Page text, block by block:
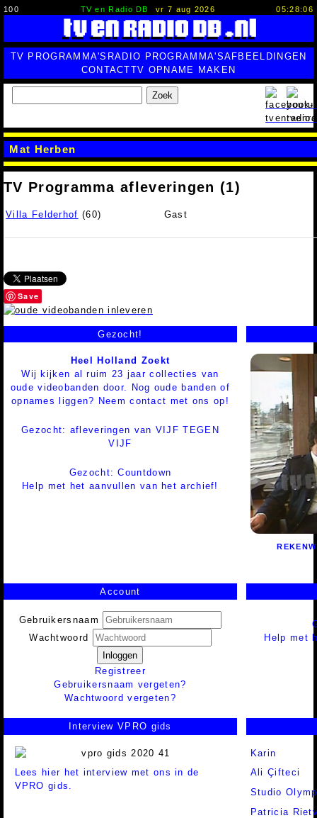
100 TV en Radio DB vr 7 aug 2026 05:28:07
TV PROGRAMMA'S RADIO PROGRAMMA'SAFBEELDINGEN
CONTACTTV OPNAME MAKEN
Zoek
Mat Herben
TV Programma afleveringen (1)
Villa Felderhof (60) Gast
Save
Gezocht!
Heel Holland Zoekt
Wij kijken al ruim 23 jaar collecties van
oude videobanden door. Nog oude banden of
opnames liggen? Neem contact met ons op!
Gezocht: afleveringen van VIJF TEGEN
VIJF
Gezocht: Countdown
Help met het aanvullen van het archief!
Account
Gebruikersnaam
Wachtwoord
Inloggen
Registreer
Gebruikersnaam vergeten?
Wachtwoord vergeten?
Help met
Interview VPRO gids
Lees hier het interview met ons in de
VPRO gids.
Karin
Ali Çifteci
Studio
Patricia